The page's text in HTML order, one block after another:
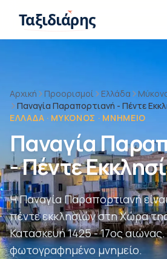
Ταξιδιάρης
Αρχική Προορισμοί Ελλάδα
Παναγία Παραπορτιανή - Πέντε
ΕΛΛΆΔΑ · ΜΎΚΟΝΟΣ · ΜΝΗΜΕΊΟ
Παναγία
- Πέντε
Η Παναγία Παραπορτιανή
πέντε εκκλησιών στη Χώρα
Κατασκευή 1425 - 17ος
φωτογραφημένο μνημείο.